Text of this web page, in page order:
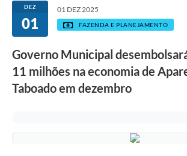
DEZ
01
01 DEZ 2025
FAZENDA E PLANEJAMENTO
Governo Municipal
11 milhões na economia de
Taboado em dezembro